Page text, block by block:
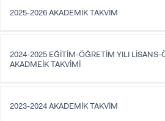
2025-2026 AKADEMİK TAKVİM
2024-2025 EĞİTİM-ÖĞRETİM YILI LİSANS-
AKADMEİK TAKVİMİ
2023-2024 AKADEMİK TAKVİM